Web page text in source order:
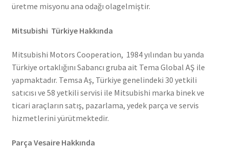
üretme misyonu ana odağı olagelmiştir.
Mitsubishi Türkiye Hakkında
Mitsubishi Motors Cooperation, 1984 yılından bu yanda
Türkiye ortaklığını Sabancı gruba ait Tema Global AŞ ile
yapmaktadır. Temsa Aş, Türkiye genelindeki 30 yetkili
satıcısı ve 58 yetkili servisi ile Mitsubishi marka binek ve
ticari araçların satış, pazarlama, yedek parça ve servis
hizmetlerini yürütmektedir.
Parça Vesaire Hakkında